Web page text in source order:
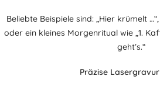
Beliebte Beispiele sind: „Hier krümelt
oder ein kleines Morgenritual wie „1.
geht’s.“
Präzise